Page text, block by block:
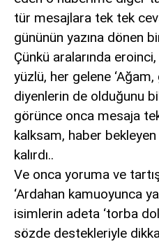
tür mesajlara tek tek
gününün yazına dönen
Çünkü aralarında eroinci,
yüzlü, her gelene ‘Ağam,
diyenlerin de olduğunu
görünce onca mesaja
kalksam, haber
kalırdı..
Ve onca yoruma ve
‘Ardahan kamuoyunca
isimlerin adeta ‘torba
sözde destekleriyle